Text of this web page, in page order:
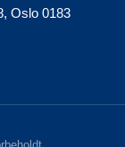
Oslo 0183